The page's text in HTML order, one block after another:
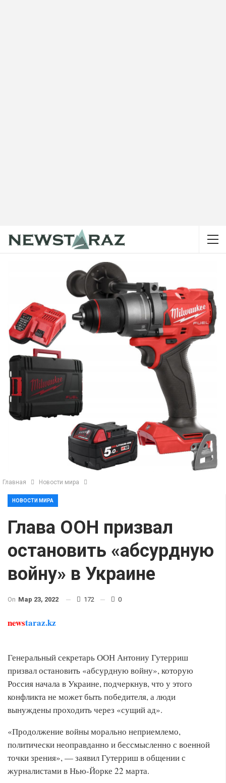
Главная Новости мира
НОВОСТИ МИРА
Глава ООН призвал
остановить «абсурдную
войну» в Украине
On Мар 23, 2022 172 0
newstaraz.kz
Генеральный секретарь ООН Антониу Гутерриш
призвал остановить «абсурдную войну», которую
Россия начала в Украине, подчеркнув, что у этого
конфликта не может быть победителя, а люди
вынуждены проходить через «сущий ад».
«Продолжение войны морально неприемлемо,
политически неоправданно и бессмысленно с военной
точки зрения», — заявил Гутерриш в общении с
журналистами в Нью-Йорке 22 марта.